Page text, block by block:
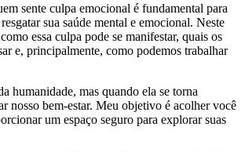
sente culpa emocional é fundamental para
sua saúde mental e emocional. Neste
essa culpa pode se manifestar, quais os
e, principalmente, como podemos trabalhar
humanidade, mas quando ela se torna
nosso bem-estar. Meu objetivo é acolher você
um espaço seguro para explorar suas